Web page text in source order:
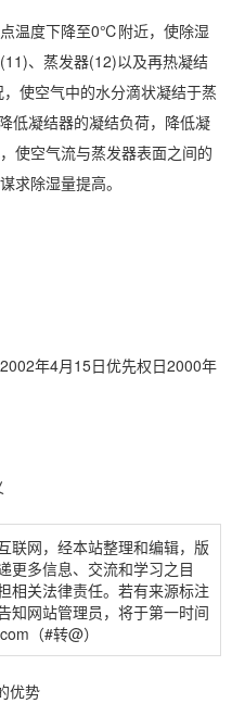
温度下降至0℃附近，使除湿
、蒸发器(12)以及再热凝结
使空气中的水分滴状凝结于蒸
低凝结器的凝结负荷，降低凝
使空气流与蒸发器表面之间的
求除湿量提高。
年4月15日优先权日2000年
联网，经本站整理和编辑，版
更多信息、交流和学习之目
相关法律责任。若有来源标注
知网站管理员，将于第一时间
（#转@）
优势